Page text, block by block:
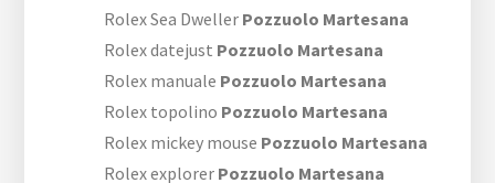
Rolex Sea Dweller Pozzuolo Martesana
Rolex datejust Pozzuolo Martesana
Rolex manuale Pozzuolo Martesana
Rolex topolino Pozzuolo Martesana
Rolex mickey mouse Pozzuolo Martesana
Rolex explorer Pozzuolo Martesana